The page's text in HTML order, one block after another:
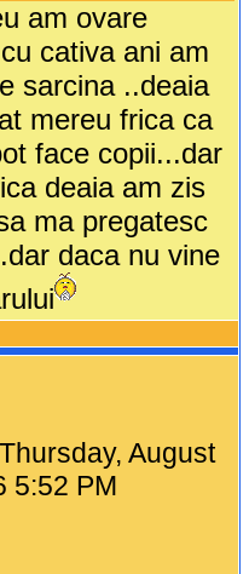
am ovare
cativa ani am
sarcina ..deaia
mereu frica ca
face copii...dar
deaia am zis
ma pregatesc
daca nu vine
Thursday, August
5:52 PM